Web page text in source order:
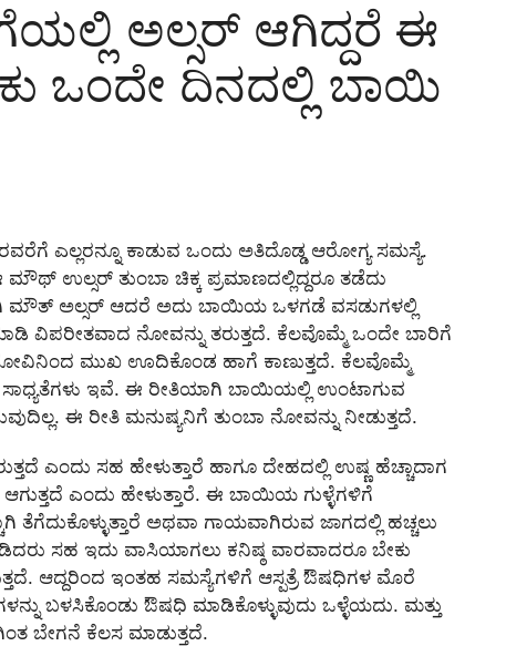
ಅಲ್ಸರ್ ಆಗಿದ್ದರೆ ಈ
ಒಂದೇ ದಿನದಲ್ಲಿ ಬಾಯಿ
ಎಲ್ಲರನ್ನೂ ಕಾಡುವ ಒಂದು ಅತಿದೊಡ್ಡ ಆರೋಗ್ಯ ಸಮಸ್ಯೆ.
ಮೌಥ್ ಉಲ್ಸರ್ ತುಂಬಾ ಚಿಕ್ಕ ಪ್ರಮಾಣದಲ್ಲಿದ್ದರೂ ತಡೆದು
ಮೌತ್ ಅಲ್ಸರ್ ಆದರೆ ಅದು ಬಾಯಿಯ ಒಳಗಡೆ ವಸಡುಗಳಲ್ಲಿ
ವಿಪರೀತವಾದ ನೋವನ್ನು ತರುತ್ತದೆ. ಕೆಲವೊಮ್ಮೆ ಒಂದೇ ಬಾರಿಗೆ
ಮುಖ ಊದಿಕೊಂಡ ಹಾಗೆ ಕಾಣುತ್ತದೆ. ಕೆಲವೊಮ್ಮೆ
ಸಾಧ್ಯತೆಗಳು ಇವೆ. ಈ ರೀತಿಯಾಗಿ ಬಾಯಿಯಲ್ಲಿ ಉಂಟಾಗುವ
ಈ ರೀತಿ ಮನುಷ್ಯನಿಗೆ ತುಂಬಾ ನೋವನ್ನು ನೀಡುತ್ತದೆ.
ಸಹ ಹೇಳುತ್ತಾರೆ ಹಾಗೂ ದೇಹದಲ್ಲಿ ಉಷ್ಣ ಹೆಚ್ಚಾದಾಗ
ಎಂದು ಹೇಳುತ್ತಾರೆ. ಈ ಬಾಯಿಯ ಗುಳ್ಳೆಗಳಿಗೆ
ತೆಗೆದುಕೊಳ್ಳುತ್ತಾರೆ ಅಥವಾ ಗಾಯವಾಗಿರುವ ಜಾಗದಲ್ಲಿ ಹಚ್ಚಲು
ಸಹ ಇದು ವಾಸಿಯಾಗಲು ಕನಿಷ್ಠ ವಾರವಾದರೂ ಬೇಕು
ಆದ್ದರಿಂದ ಇಂತಹ ಸಮಸ್ಯೆಗಳಿಗೆ ಆಸ್ಪತ್ರೆ ಔಷಧಿಗಳ ಮೊರೆ
ಬಳಸಿಕೊಂಡು ಔಷಧಿ ಮಾಡಿಕೊಳ್ಳುವುದು ಒಳ್ಳೆಯದು. ಮತ್ತು
ಬೇಗನೆ ಕೆಲಸ ಮಾಡುತ್ತದೆ.